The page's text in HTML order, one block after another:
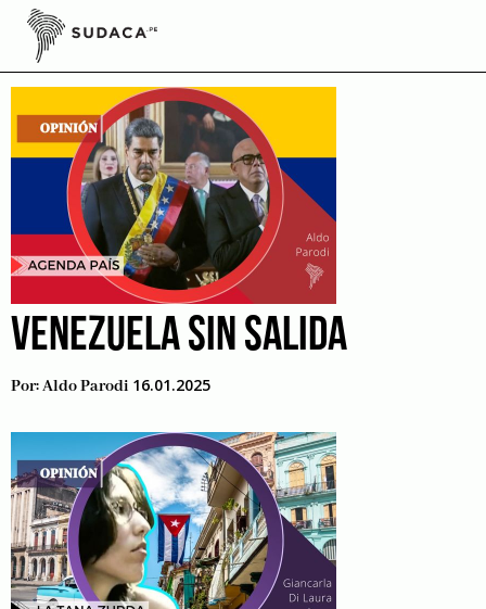
Skip
contentCuba
VENEZUELA SIN SALIDA
Por:Aldo Parodi 16.01.2025